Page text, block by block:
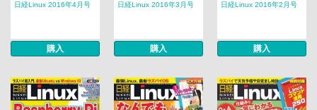
日経Linux 2016年4月号
購入
日経Linux 2016年3月号
購入
日経Linux 2016年2月号
購入